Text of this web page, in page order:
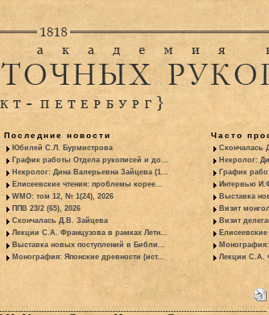
Последние новости
Юбилей С.Л. Бурмистрова
График работы Отдела рукописей и до...
Некролог: Дина Валерьевна Зайцева (1...
Елисеевские чтения: проблемы корее...
WMO: том 12, № 1(24), 2026
ППВ 23/2 (65), 2026
Скончалась Д.В. Зайцева
Лекции С.А. Французова в рамках Летн...
Выставка новых поступлений в Библи...
Монография: Японские древности (ист...
Часто
Скончалась
Некролог:
График
Интервью
Выставка
Визит
Визит
Лекции С.А.